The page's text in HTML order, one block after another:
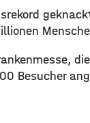
Besucher